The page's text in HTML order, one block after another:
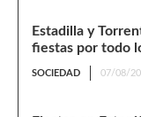
Estadilla y
fiestas por todo
SOCIEDAD 07/08/